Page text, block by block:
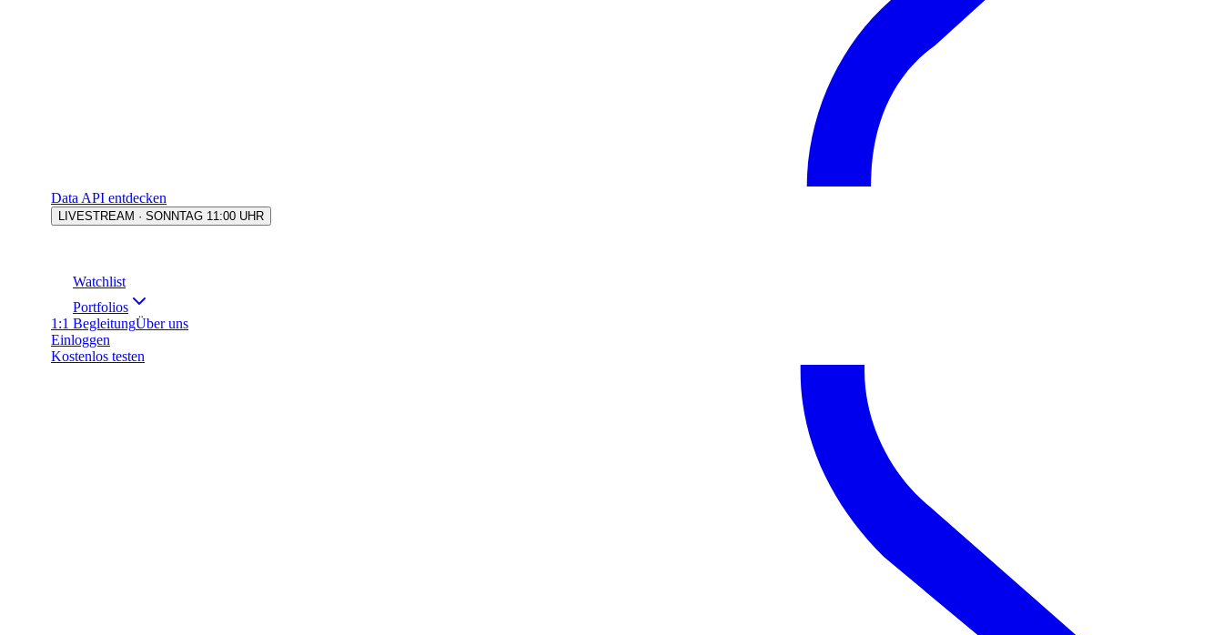
Data API entdecken
LIVESTREAM · SONNTAG 11:00 UHR
Watchlist
Portfolios
1:1 BegleitungÜber uns
Einloggen
Kostenlos testen